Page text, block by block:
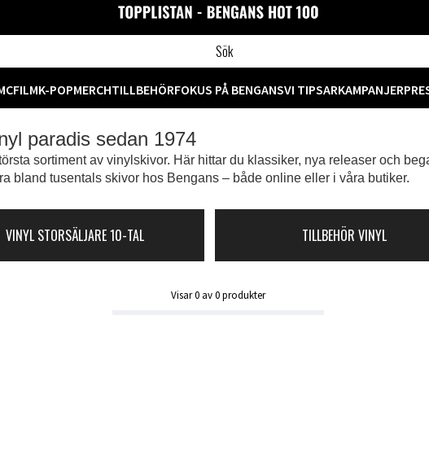
FILMK-POPMERCHTILLBEHÖRFOKUS PÅ BENGANSVI TIPSARKAMPANJER
paradis sedan 1974
sortiment av vinylskivor. Här hittar du klassiker, nya releaser och
bland tusentals skivor hos Bengans – både online eller i våra butiker.
VINYL STORSÄLJARE 10-TAL TILLBEHÖR VINYL
Visar0 av0produkter